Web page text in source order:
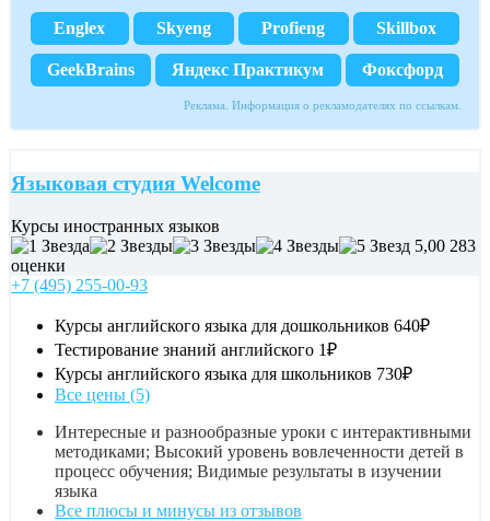
Englex Skyeng Profieng Skillbox
GeekBrains Яндекс Практикум Фоксфорд
Реклама. Информация о рекламодателях по ссылкам.
Языковая студия Welcome
Курсы иностранных языков
5,00 283
оценки
+7 (495) 255-00-93
Курсы английского языка для дошкольников 640₽
Тестирование знаний английского 1₽
Курсы английского языка для школьников 730₽
Все цены (5)
Интересные и разнообразные уроки с интерактивными
методиками; Высокий уровень вовлеченности детей в
процесс обучения; Видимые результаты в изучении
языка
Все плюсы и минусы из отзывов